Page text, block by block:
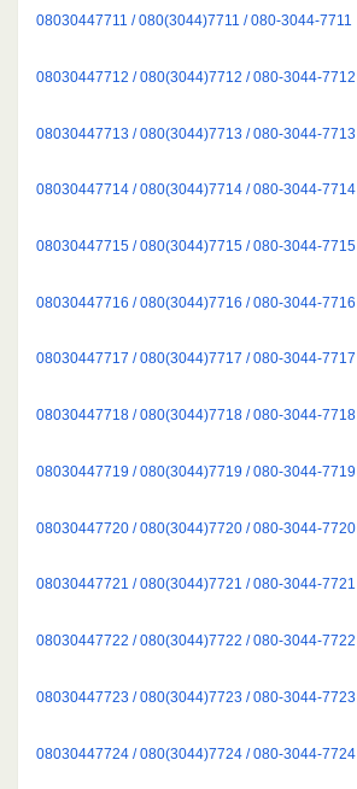
08030447711 / 080(3044)7711 / 080-3044-7711
08030447712 / 080(3044)7712 / 080-3044-7712
08030447713 / 080(3044)7713 / 080-3044-7713
08030447714 / 080(3044)7714 / 080-3044-7714
08030447715 / 080(3044)7715 / 080-3044-7715
08030447716 / 080(3044)7716 / 080-3044-7716
08030447717 / 080(3044)7717 / 080-3044-7717
08030447718 / 080(3044)7718 / 080-3044-7718
08030447719 / 080(3044)7719 / 080-3044-7719
08030447720 / 080(3044)7720 / 080-3044-7720
08030447721 / 080(3044)7721 / 080-3044-7721
08030447722 / 080(3044)7722 / 080-3044-7722
08030447723 / 080(3044)7723 / 080-3044-7723
08030447724 / 080(3044)7724 / 080-3044-7724